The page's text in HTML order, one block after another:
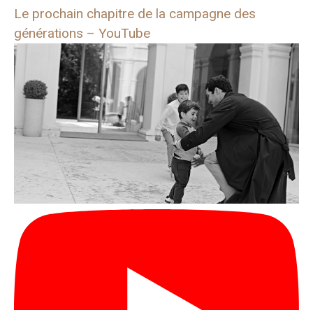
Le prochain chapitre de la campagne des
générations – YouTube